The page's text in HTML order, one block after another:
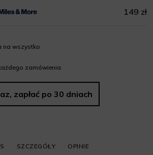
149 zł
na wszystko
zamówienia
zapłać po 30 dniach
SZCZEGÓŁY OPINIE